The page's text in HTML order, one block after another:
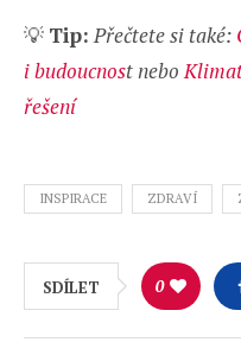
💡 Tip: Přečtete si také:
i budoucnost nebo
řešení
INSPIRACE ZDRAVÍ
SDÍLET 0